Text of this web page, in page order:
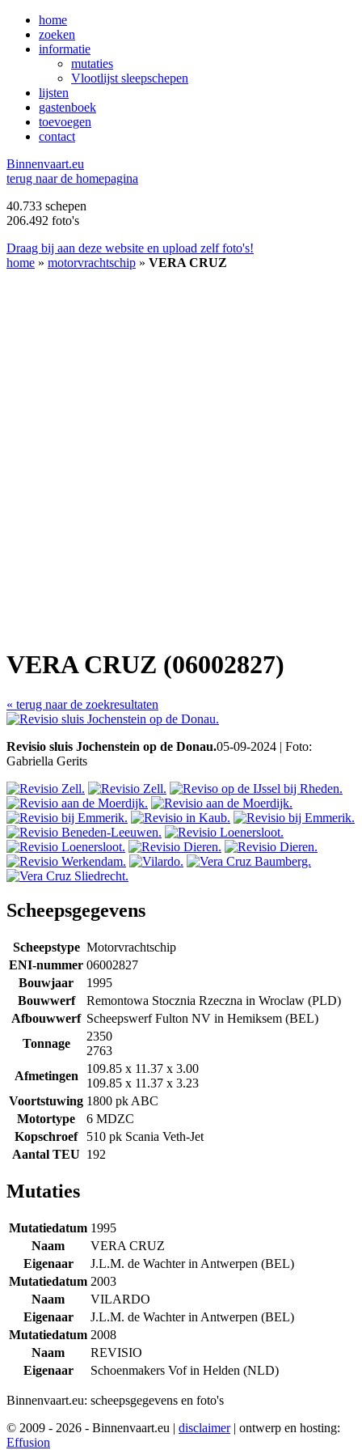
home
zoeken
informatie
mutaties
Vlootlijst sleepschepen
lijsten
gastenboek
toevoegen
contact
Binnenvaart.eu
terug naar de homepagina
40.733 schepen
206.492 foto's
Draag bij aan deze website en upload zelf foto's!
home » motorvrachtschip » VERA CRUZ
VERA CRUZ (06002827)
« terug naar de zoekresultaten
Revisio sluis Jochenstein op de Donau.05-09-2024 | Foto:
Gabriella Gerits
Scheepsgegevens
Scheepstype Motorvrachtschip
ENI-nummer 06002827
Bouwjaar
1995
Bouwwerf
Remontowa Stocznia Rzeczna in Wroclaw (PLD)
Afbouwwerf Scheepswerf Fulton NV in Hemiksem (BEL)
Tonnage
2350
2763
Afmetingen
109.85 x 11.37 x 3.00
109.85 x 11.37 x 3.23
Voortstuwing 1800 pk ABC
Motortype
6 MDZC
Kopschroef
510 pk Scania Veth-Jet
Aantal TEU 192
Mutaties
Mutatiedatum 1995
Naam
VERA CRUZ
Eigenaar
J.L.M. de Wachter in Antwerpen (BEL)
Mutatiedatum 2003
Naam
VILARDO
Eigenaar
J.L.M. de Wachter in Antwerpen (BEL)
Mutatiedatum 2008
Naam
REVISIO
Eigenaar
Schoenmakers Vof in Helden (NLD)
Binnenvaart.eu: scheepsgegevens en foto's
© 2009 - 2026 - Binnenvaart.eu | disclaimer | ontwerp en hosting:
Effusion